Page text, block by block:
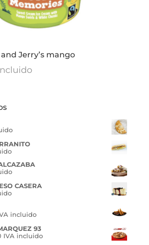
Jerry’s mango
CASERA
incluido
93
Rango
IVA incluido